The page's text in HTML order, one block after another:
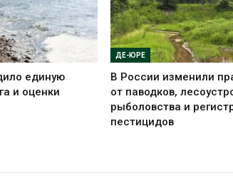
единую
и оценки
ДЕ-ЮРЕ
В России изменили
от паводков,
рыболовства и
пестицидов